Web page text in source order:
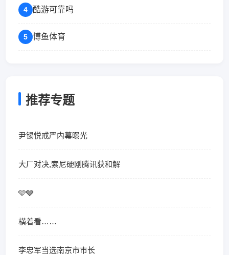
4 酷游可靠吗
5 博鱼体育
推荐专题
尹锡悦戒严内幕曝光
大厂对决,索尼硬刚腾讯获和解
🩵🩶
横着看……
李忠军当选南京市市长